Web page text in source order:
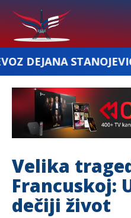
Velika
Francuskoj:
dečiji život